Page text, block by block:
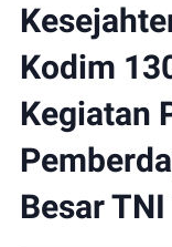
Kodim
Kegiatan
Besar